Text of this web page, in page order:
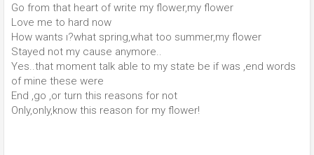
Go from that heart of write my flower,my flower
Love me to hard now
How wants ı?what spring,what too summer,my flower
Stayed not my cause anymore..
Yes..that moment talk able to my state be if was ,end words
of mine these were
End ,go ,or turn this reasons for not
Only,only,know this reason for my flower!